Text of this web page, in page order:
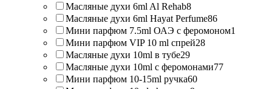
Масляные духи 6ml Al Rehab8
Масляные духи 6ml Hayat Perfume86
Мини парфюм 7.5ml ОАЭ с феромоном1
Мини парфюм VIP 10 ml спрей28
Масляные духи 10ml в тубе29
Масляные духи 10ml с феромонами77
Мини парфюм 10-15ml ручка60